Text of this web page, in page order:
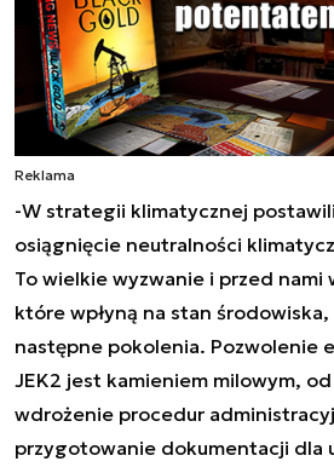
Reklama
-W strategii klimatycznej
osiągnięcie neutralności
To wielkie wyzwanie i przed nami
które wpłyną na stan
następne pokolenia. Pozwolenie
JEK2 jest kamieniem milowym,
wdrożenie procedur
przygotowanie dokumentacji dla